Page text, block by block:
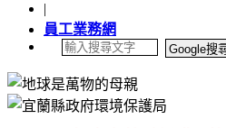
|
員工業務網